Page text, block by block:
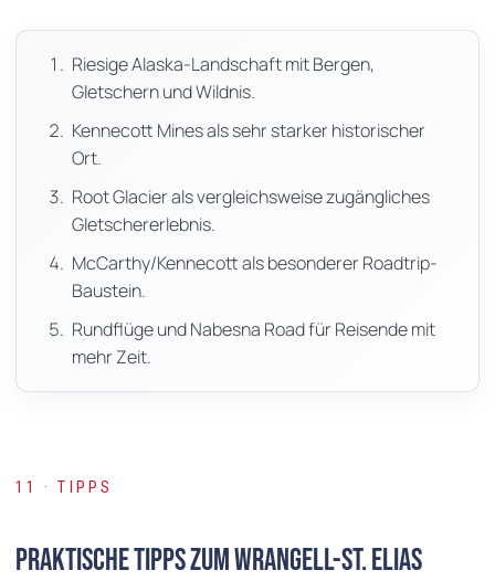
Riesige Alaska-Landschaft mit Bergen,
Gletschern und Wildnis.
Kennecott Mines als sehr starker historischer
Ort.
Root Glacier als vergleichsweise zugängliches
Gletschererlebnis.
McCarthy/Kennecott als besonderer Roadtrip-
Baustein.
Rundflüge und Nabesna Road für Reisende mit
mehr Zeit.
11 · TIPPS
Praktische Tipps zum Wrangell-St. Elias